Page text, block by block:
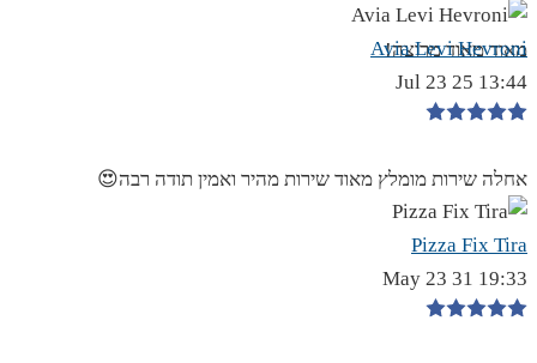
מאוד מאוד מרוצה!
Avia Levi Hevroni
13:44 25 Jul 23
אחלה שירות מומלץ מאוד שירות מהיר ואמין תודה רבה😍
Pizza Fix Tira
19:33 31 May 23